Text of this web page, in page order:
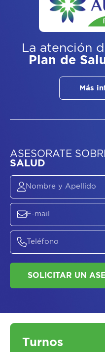
La atención
Plan de
Más
SALUD
Turnos